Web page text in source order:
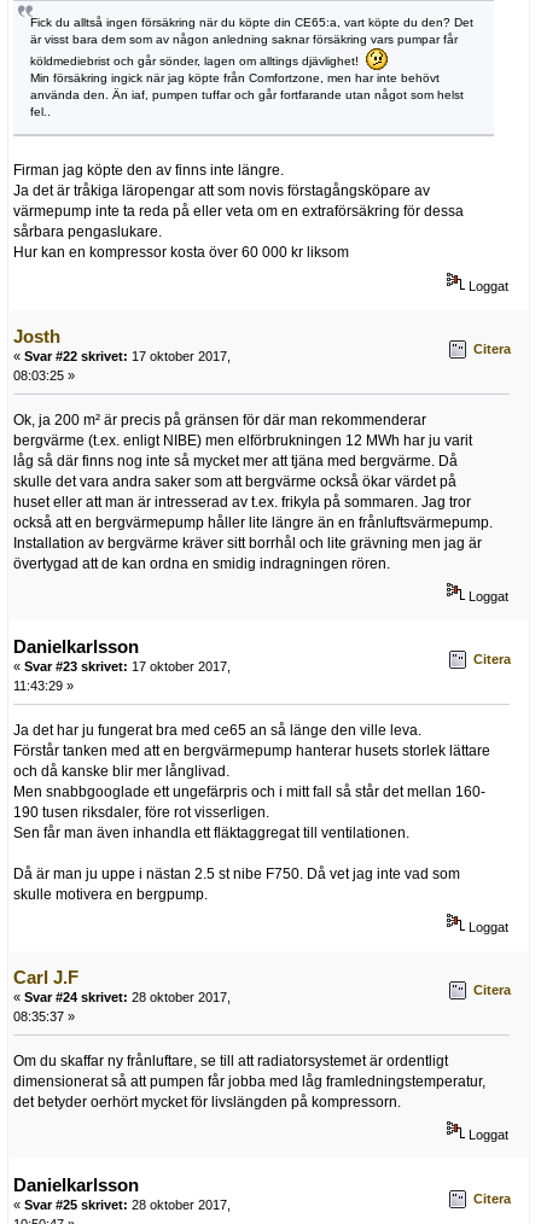
Fick du alltså ingen försäkring när du köpte din CE65:a, vart köpte du den? Det
är visst bara dem som av någon anledning saknar försäkring vars pumpar får
köldmediebrist och går sönder, lagen om alltings djävlighet!
Min försäkring ingick när jag köpte från Comfortzone, men har inte behövt
använda den. Än iaf, pumpen tuffar och går fortfarande utan något som helst
fel..
Firman jag köpte den av finns inte längre.
Ja det är tråkiga läropengar att som novis förstagångsköpare av
värmepump inte ta reda på eller veta om en extraförsäkring för dessa
sårbara pengaslukare.
Hur kan en kompressor kosta över 60 000 kr liksom
Loggat
Josth
« Svar #22 skrivet: 17 oktober 2017,
08:03:25 »
Citera
Ok, ja 200 m² är precis på gränsen för där man rekommenderar
bergvärme (t.ex. enligt NIBE) men elförbrukningen 12 MWh har ju varit
låg så där finns nog inte så mycket mer att tjäna med bergvärme. Då
skulle det vara andra saker som att bergvärme också ökar värdet på
huset eller att man är intresserad av t.ex. frikyla på sommaren. Jag tror
också att en bergvärmepump håller lite längre än en frånluftsvärmepump.
Installation av bergvärme kräver sitt borrhål och lite grävning men jag är
övertygad att de kan ordna en smidig indragningen rören.
Loggat
Danielkarlsson
« Svar #23 skrivet: 17 oktober 2017,
11:43:29 »
Citera
Ja det har ju fungerat bra med ce65 an så länge den ville leva.
Förstår tanken med att en bergvärmepump hanterar husets storlek lättare
och då kanske blir mer långlivad.
Men snabbgooglade ett ungefärpris och i mitt fall så står det mellan 160-
190 tusen riksdaler, före rot visserligen.
Sen får man även inhandla ett fläktaggregat till ventilationen.
Då är man ju uppe i nästan 2.5 st nibe F750. Då vet jag inte vad som
skulle motivera en bergpump.
Loggat
Carl J.F
« Svar #24 skrivet: 28 oktober 2017,
08:35:37 »
Citera
Om du skaffar ny frånluftare, se till att radiatorsystemet är ordentligt
dimensionerat så att pumpen får jobba med låg framledningstemperatur,
det betyder oerhört mycket för livslängden på kompressorn.
Loggat
Danielkarlsson
« Svar #25 skrivet: 28 oktober 2017,
Citera